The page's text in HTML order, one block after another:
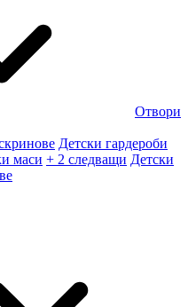
Отвори
Детски гардероби
маси + 2 следващи Детски